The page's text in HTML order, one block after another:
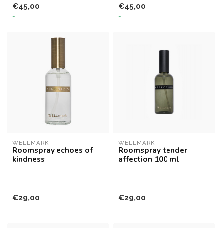
€45,00
-
€45,00
-
WELLMARK
Roomspray echoes of
kindness
€29,00
-
WELLMARK
Roomspray tender
affection 100 ml
€29,00
-